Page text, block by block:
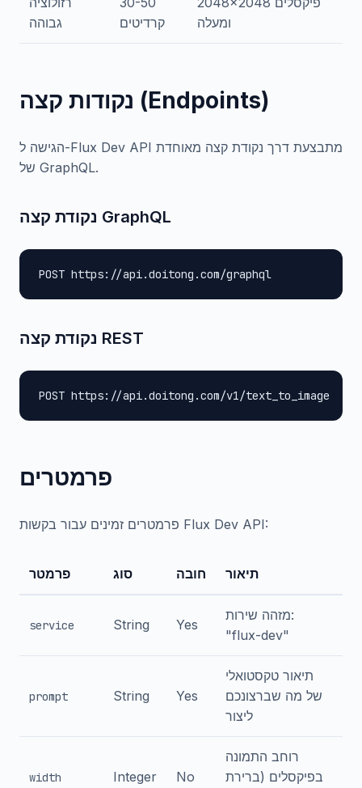
גבוהה
קרדיטים
ומעלה
נקודות קצה (Endpoints)
הגישה ל-Flux Dev API מתבצעת דרך נקודת קצה מאוחדת
של GraphQL.
נקודת קצה GraphQL
POST https://api.doitong.com/graphql
נקודת קצה REST
POST https://api.doitong.com/v1/text_to_image
פרמטרים
פרמטרים זמינים עבור בקשות Flux Dev API:
פרמטר סוג חובה תיאור
service String Yes
מזהה שירות:
"flux-dev"
prompt String Yes
תיאור טקסטואלי
של מה שברצונכם
ליצור
width Integer No
רוחב התמונה
בפיקסלים (ברירת